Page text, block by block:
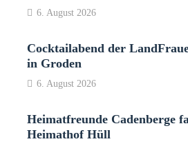
6. August 2026
Cocktailabend der
in Groden
6. August 2026
Heimatfreunde Cadenberge
Heimathof Hüll